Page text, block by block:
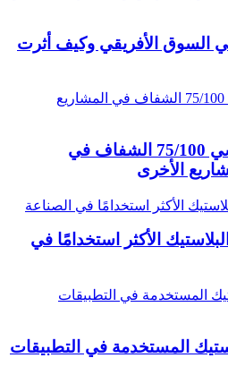
السوق الأفريقي وكيف أثرت
كيفية استخدام بي في سي 75/100 الشفاف في
الأخرى
الأكثر استخدامًا في
المستخدمة في التطبيقات